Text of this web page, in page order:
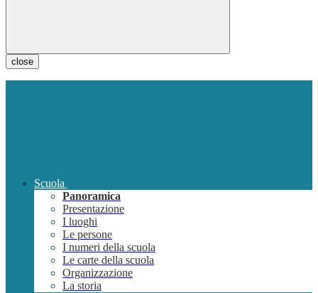
close
Scuola
Panoramica
Presentazione
I luoghi
Le persone
I numeri della scuola
Le carte della scuola
Organizzazione
La storia